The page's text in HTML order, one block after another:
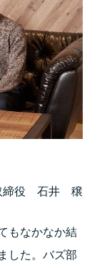
締役 石井 穣
もなかなか結
した。バズ部